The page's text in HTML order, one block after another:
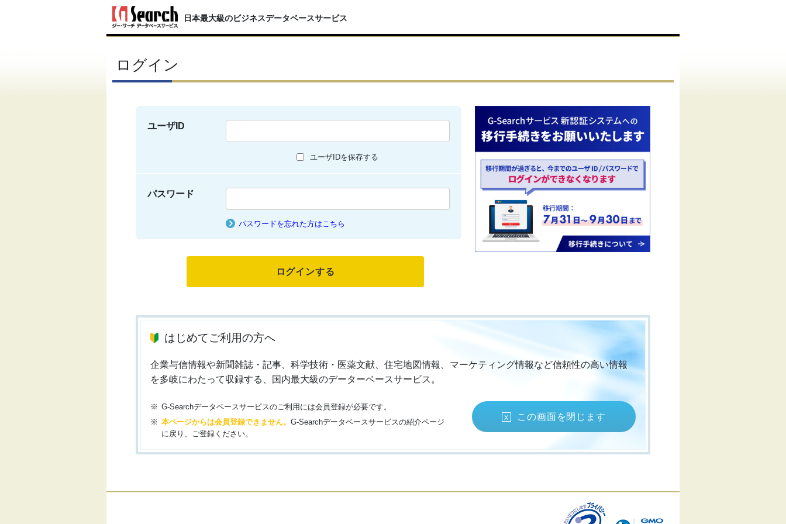
日本最大級のビジネスデータベースサービス
ログイン
ユーザID
ユーザIDを保存する
パスワード
パスワードを忘れた方はこちら
はじめてご利用の方へ
企業与信情報や新聞雑誌・記事、科学技術・医薬文献、住宅地図情報、マーケティング情報など信頼性の高い情報
を多岐にわたって収録する、国内最大級のデーターベースサービス。
G-Searchデータベースサービスのご利用には会員登録が必要です。
本ページからは会員登録できません。G-Searchデータベースサービスの紹介ページ
に戻り、ご登録ください。
この画面を閉じます